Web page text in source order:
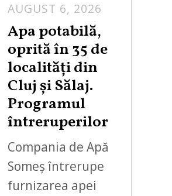
AUGUST 6, 2026
Apa potabilă,
oprită în 35 de
localități din
Cluj și Sălaj.
Programul
întreruperilor
Compania de Apă
Someș întrerupe
furnizarea apei